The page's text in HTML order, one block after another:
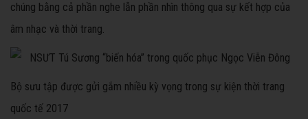
chúng bằng cả phần nghe lẫn phần nhìn thông qua sự kết hợp của
âm nhạc và thời trang.
Bộ sưu tập được gửi gắm nhiều kỳ vọng trong sự kiện thời trang
quốc tế 2017